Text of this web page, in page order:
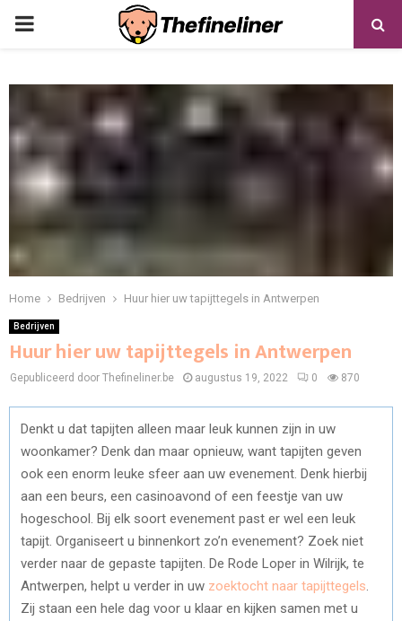
PRIMARY
Home Bedrijven Huur hier uw tapijttegels in Antwerpen
Bedrijven
Huur hier uw tapijttegels in Antwerpen
Gepubliceerd door Thefineliner.be augustus 19, 2022 0 870
Denkt u dat tapijten alleen maar leuk kunnen zijn in uw
woonkamer? Denk dan maar opnieuw, want tapijten geven
ook een enorm leuke sfeer aan uw evenement. Denk hierbij
aan een beurs, een casinoavond of een feestje van uw
hogeschool. Bij elk soort evenement past er wel een leuk
tapijt. Organiseert u binnenkort zo’n evenement? Zoek niet
verder naar de gepaste tapijten. De Rode Loper in Wilrijk, te
Antwerpen, helpt u verder in uw zoektocht naar tapijttegels
Zij staan een hele dag voor u klaar en kijken samen met u